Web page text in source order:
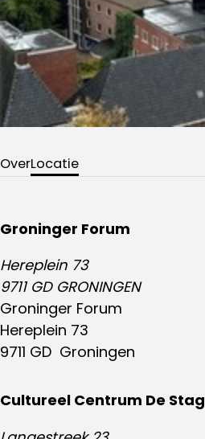
OverLocatie
Groninger Forum
Hereplein 73
9711 GD GRONINGEN
Groninger Forum
Hereplein 73
9711 GD Groningen
Cultureel Centrum De Stag